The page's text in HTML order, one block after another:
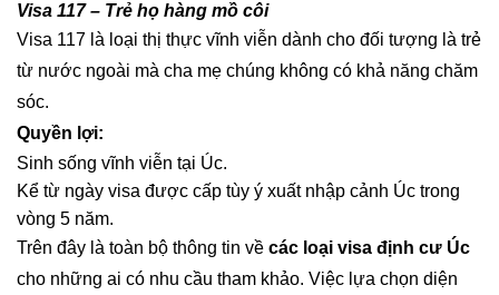
Visa 117 – Trẻ họ hàng mồ côi
Visa 117 là loại thị thực vĩnh viễn dành cho đối tượng là trẻ
từ nước ngoài mà cha mẹ chúng không có khả năng chăm
sóc.
Quyền lợi:
Sinh sống vĩnh viễn tại Úc.
Kể từ ngày visa được cấp tùy ý xuất nhập cảnh Úc trong
vòng 5 năm.
Trên đây là toàn bộ thông tin về các loại visa định cư Úc
cho những ai có nhu cầu tham khảo. Việc lựa chọn diện